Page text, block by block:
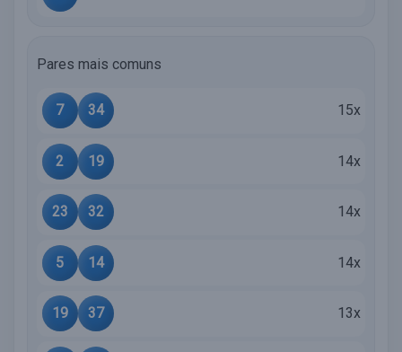
Pares mais comuns
7 34 15x
2 19 14x
23 32 14x
5 14 14x
19 37 13x